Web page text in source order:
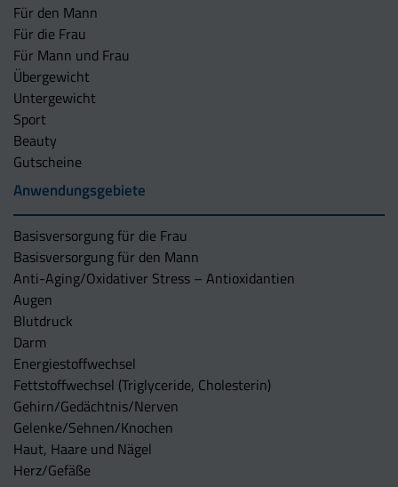
Für den Mann
Für die Frau
Für Mann und Frau
Übergewicht
Untergewicht
Sport
Beauty
Gutscheine
Anwendungsgebiete
Basisversorgung für die Frau
Basisversorgung für den Mann
Anti-Aging/Oxidativer Stress – Antioxidantien
Augen
Blutdruck
Darm
Energiestoffwechsel
Fettstoffwechsel (Triglyceride, Cholesterin)
Gehirn/Gedächtnis/Nerven
Gelenke/Sehnen/Knochen
Haut, Haare und Nägel
Herz/Gefäße